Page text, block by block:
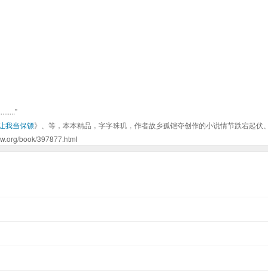
我当保镖》、等，本本精品，字字珠玑，作者故乡孤铠夺创作的小说情节跌宕起伏
book/397877.html